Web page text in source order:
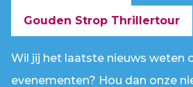
Gouden Strop Thrillertour
Wil jij het laatste nieuws weten
evenementen? Hou dan onze